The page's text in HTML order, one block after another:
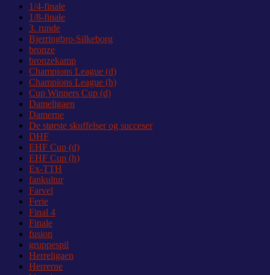
1/4-finale
1/8-finale
3. runde
Bjerringbro-Silkeborg
bronze
bronzekamp
Champions League (d)
Champions League (h)
Cup Winners Cup (d)
Dameligaen
Damerne
De største skuffelser og succeser
DHF
EHF Cup (d)
EHF Cup (h)
Ex-TTH
fankultur
Farvel
Ferie
Final 4
Finale
fusion
gruppespil
Herreligaen
Herrerne